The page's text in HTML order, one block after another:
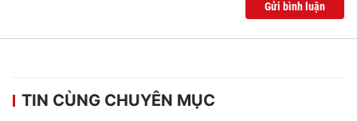
Gửi bình luận
TIN CÙNG CHUYÊN MỤC